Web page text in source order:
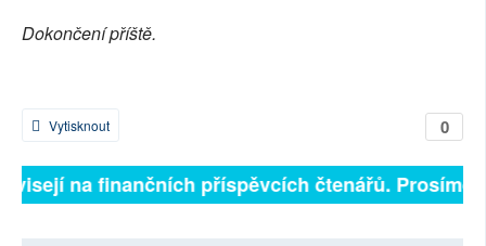
Dokončení příště.
0
Vytisknout
na finančních příspěvcích čtenářů. Prosíme,